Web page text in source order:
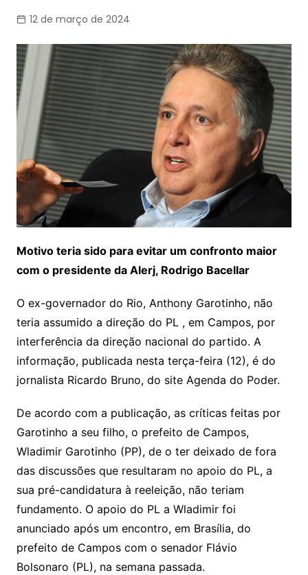
12 de março de 2024
Motivo teria sido para evitar um confronto maior
com o presidente da Alerj, Rodrigo Bacellar
O ex-governador do Rio, Anthony Garotinho, não
teria assumido a direção do PL , em Campos, por
interferência da direção nacional do partido. A
informação, publicada nesta terça-feira (12), é do
jornalista Ricardo Bruno, do site Agenda do Poder.
De acordo com a publicação, as críticas feitas por
Garotinho a seu filho, o prefeito de Campos,
Wladimir Garotinho (PP), de o ter deixado de fora
das discussões que resultaram no apoio do PL, a
sua pré-candidatura à reeleição, não teriam
fundamento. O apoio do PL a Wladimir foi
anunciado após um encontro, em Brasília, do
prefeito de Campos com o senador Flávio
Bolsonaro (PL), na semana passada.